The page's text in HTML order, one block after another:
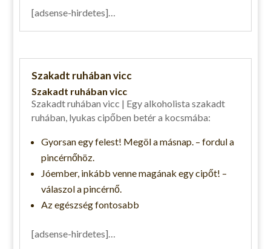
[adsense-hirdetes]…
Szakadt ruhában vicc
Szakadt ruhában vicc
Szakadt ruhában vicc | Egy alkoholista szakadt
ruhában, lyukas cipőben betér a kocsmába:
Gyorsan egy felest! Megöl a másnap. – fordul a
pincérnőhöz.
Jóember, inkább venne magának egy cipőt! –
válaszol a pincérnő.
Az egészség fontosabb
[adsense-hirdetes]…